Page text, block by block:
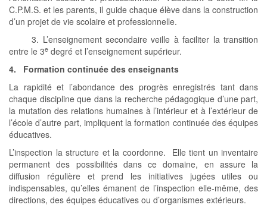
C.P.M.S. et les parents, il guide chaque élève dans la construction
d’un projet de vie scolaire et professionnelle.
3. L’enseignement secondaire veille à faciliter la transition
entre le 3e degré et l’enseignement supérieur.
4. Formation continuée des enseignants
La rapidité et l’abondance des progrès enregistrés tant dans
chaque discipline que dans la recherche pédagogique d’une part,
la mutation des relations humaines à l’intérieur et à l’extérieur de
l’école d’autre part, impliquent la formation continuée des équipes
éducatives.
L’inspection la structure et la coordonne. Elle tient un inventaire
permanent des possibilités dans ce domaine, en assure la
diffusion régulière et prend les initiatives jugées utiles ou
indispensables, qu’elles émanent de l’inspection elle-même, des
directions, des équipes éducatives ou d’organismes extérieurs.